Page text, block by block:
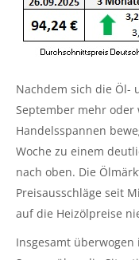
Nachdem sich die Öl-
September mehr
Handelsspannen
Woche zu einem
nach oben. Die
Preisausschläge seit
auf die Heizölpreise
Insgesamt